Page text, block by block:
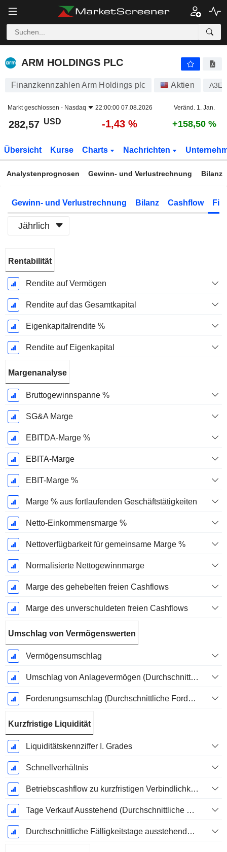
ARM HOLDINGS PLC
ARM HOLDINGS PLC
Finanzkennzahlen Arm Holdings plc Aktien
Markt geschlossen - Nasdaq 22:00:00 07.08.2026 Veränd. 1. Jan.
282,57 USD -1,43 % +158,50 %
Übersicht Kurse Charts Nachrichten
Analystenprognosen Gewinn- und Verlustrechnung Bilanz
Gewinn- und Verlustrechnung Bilanz Cashflow
Jährlich
Geschäftsjahres:
Rentabilität
Rendite auf Vermögen
Rendite auf das Gesamtkapital
Eigenkapitalrendite %
Rendite auf Eigenkapital
Margenanalyse
Bruttogewinnspanne %
SG&A Marge
EBITDA-Marge %
EBITA-Marge
EBIT-Marge %
Marge % aus fortlaufenden Geschäftstätigkeiten
Netto-Einkommensmarge %
Nettoverfügbarkeit für gemeinsame Marge %
Normalisierte Nettogewinnmarge
Marge des gehebelten freien Cashflows
Marge des unverschuldeten freien Cashflows
Umschlag von Vermögenswerten
Vermögensumschlag
Umschlag von Anlagevermögen (Durchschnittliches Anlagevermögen)
Forderungsumschlag (Durchschnittliche Forderungen)
Kurzfristige Liquidität
Liquiditätskennziffer I. Grades
Schnellverhältnis
Betriebscashflow zu kurzfristigen Verbindlichkeiten
Tage Verkauf Ausstehend (Durchschnittliche Forderungen)
Durchschnittliche Fälligkeitstage ausstehender Zahlungen